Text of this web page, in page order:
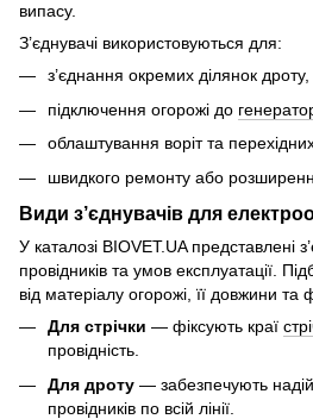
випасу.
З’єднувачі використовуються для:
з’єднання окремих ділянок
підключення огорожі до
облаштування воріт та
швидкого ремонту або
Види з’єднувачів для
У каталозі BIOVET.UA представлені
провідників та умов експлуатації.
від матеріалу огорожі, її довжини
Для стрічки — фіксують краї
провідність.
Для дроту — забезпечують
провідників по всій лінії.